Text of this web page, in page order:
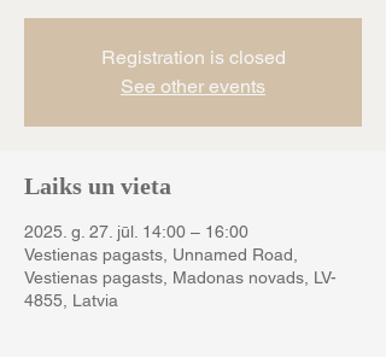
Registration is closed
See other events
Laiks un vieta
2025. g. 27. jūl. 14:00 – 16:00
Vestienas pagasts, Unnamed Road,
Vestienas pagasts, Madonas novads, LV-
4855, Latvia